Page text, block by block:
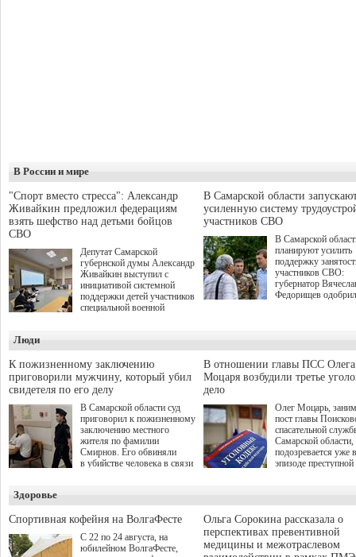
В России и мире
"Спорт вместо стресса": Александр
Живайкин предложил федерациям
взять шефство над детьми бойцов
СВО
Депутат Самарской
губернской думы Александр
Живайкин выступил с
инициативой системной
поддержки детей участников
специальной военной
"Помощь фронту и семьям
участников СВО", которая
прошла в Отрадном 7
августа.
В Самарской области
усиленную систему
участников СВО
В Самарской
планируют усилить
поддержку
участников СВО:
губернатор
Федорищев
на трудоустройство
спокойную
мирной жизни.
Люди
К пожизненному заключению
приговорили мужчину, который убил
свидетеля по его делу
В Самарской области суд
приговорил к пожизненному
заключению местного
жителя по фамилии
Смирнов. Его обвиняли
в убийстве человека в связи
В отношении главы ПСС Олега
Моцаря возбудили третье
дело
Олег Моцарь,
пост главы
спасательной
Самарской области,
подозревается уже
эпизоде преступной
а сам он
Здоровье
Спортивная кофейня на ВолгаФесте
С 22 по 24 августа, на
юбилейном ВолгаФесте,
Ольга Сорокина рассказала о
перспективах превентивной
медицины и межотраслевом